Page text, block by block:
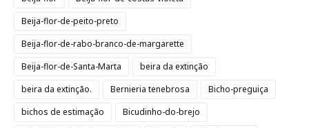
Beija-flor-de-peito-preto
Beija-flor-de-rabo-branco-de-margarette
Beija-flor-de-Santa-Marta
beira da extinção
beira da extinção.
Bernieria tenebrosa
Bicho-preguiça
bichos de estimação
Bicudinho-do-brejo